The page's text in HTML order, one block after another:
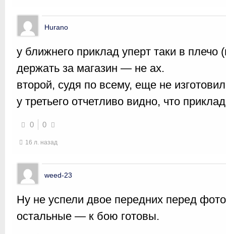
Hurano
у ближнего приклад уперт таки в плечо
держать за магазин — не ах.
второй, судя по всему, еще не
у третьего отчетливо видно, что
0 0
16 л. назад
weed-23
Ну не успели двое передних перед
остальные — к бою готовы.